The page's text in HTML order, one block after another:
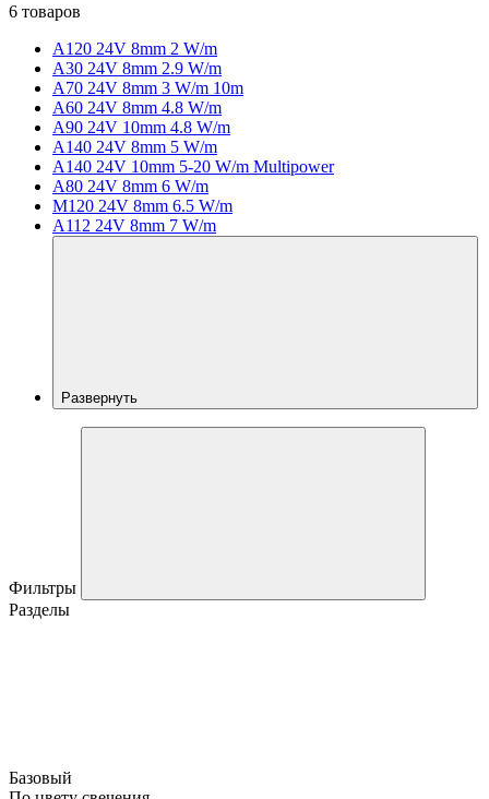
6 товаров
A120 24V 8mm 2 W/m
A30 24V 8mm 2.9 W/m
A70 24V 8mm 3 W/m 10m
A60 24V 8mm 4.8 W/m
A90 24V 10mm 4.8 W/m
A140 24V 8mm 5 W/m
A140 24V 10mm 5-20 W/m Multipower
A80 24V 8mm 6 W/m
M120 24V 8mm 6.5 W/m
A112 24V 8mm 7 W/m
Развернуть
Фильтры
Разделы
Базовый